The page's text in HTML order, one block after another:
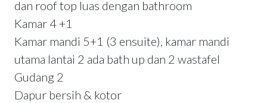
dan roof top luas dengan bathroom
Kamar 4 +1
Kamar mandi 5+1 (3 ensuite), kamar mandi
utama lantai 2 ada bath up dan 2 wastafel
Gudang 2
Dapur bersih & kotor